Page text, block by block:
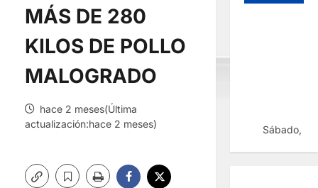
MÁS DE 280
KILOS DE POLLO
MALOGRADO
hace 2 meses(Última
actualización:hace 2 meses)
Sábado,